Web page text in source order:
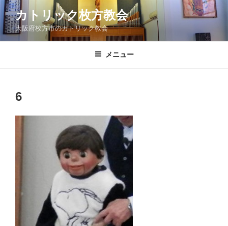
コ
ン
テ
ン
カトリック枚方教会
大阪府枚方市のカトリック教会
メニュー
6